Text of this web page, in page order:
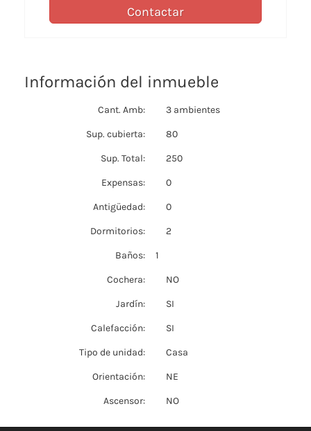
Contactar
Información del inmueble
Cant. Amb: 3 ambientes
Sup. cubierta: 80
Sup. Total: 250
Expensas: 0
Antigüedad: 0
Dormitorios: 2
Baños: 1
Cochera: NO
Jardín: SI
Calefacción: SI
Tipo de unidad: Casa
Orientación: NE
Ascensor: NO